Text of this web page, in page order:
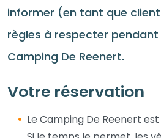
informer (en tant que
règles à respecter
Camping De Reenert.
Votre réservation
Le Camping De Reenert